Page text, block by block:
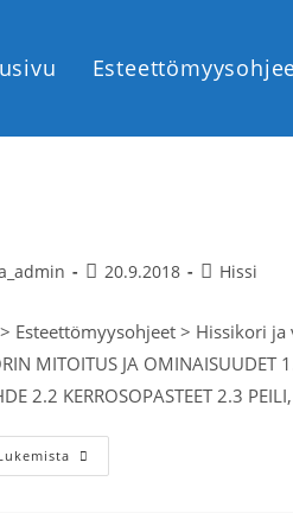
20.9.2018 Hissi
Esteettömyysohjeet > Hissikori ja
MITOITUS JA OMINAISUUDET
2.2 KERROSOPASTEET 2.3